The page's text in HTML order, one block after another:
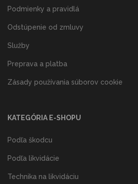
Podmienky a pravidlá
Odstúpenie od zmluvy
Služby
Preprava a platba
Zásady používania súborov cookie
KATEGÓRIA E-SHOPU
Podľa škodcu
Podľa likvidácie
Technika na likvidáciu